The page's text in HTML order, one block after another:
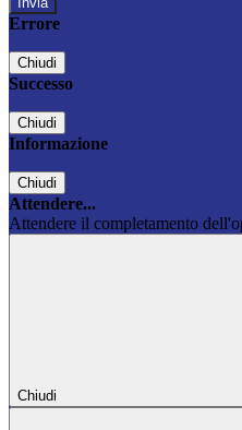
Errore
Chiudi
Successo
Chiudi
Informazione
Chiudi
Attendere...
Attendere il completamento
Chiudi